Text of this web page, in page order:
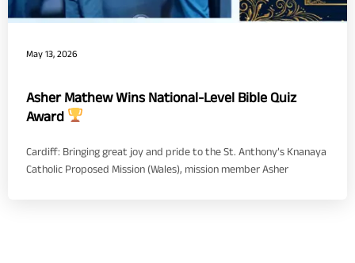
May 13, 2026
Asher Mathew Wins National-Level Bible Quiz
Award
Cardiff: Bringing great joy and pride to the St. Anthony’s Knanaya
Catholic Proposed Mission (Wales), mission member Asher